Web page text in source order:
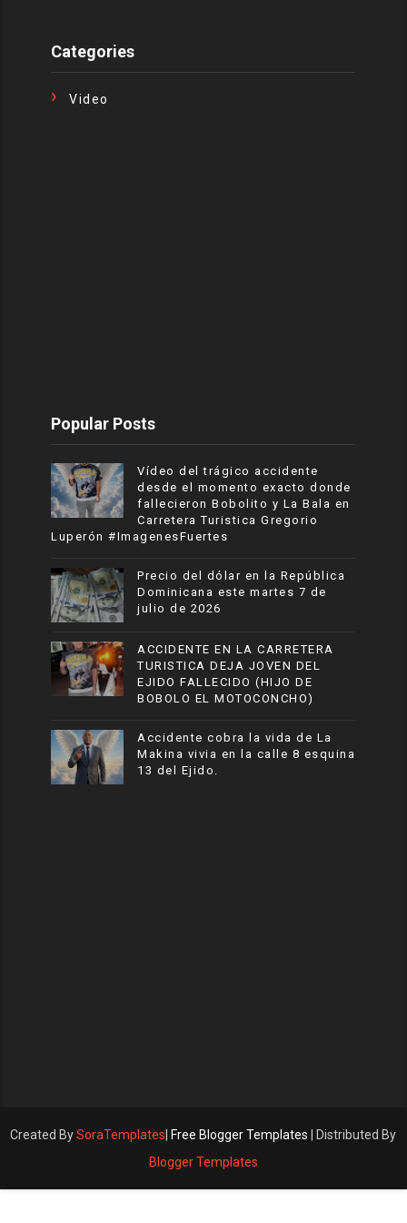
Categories
Video
Popular Posts
Vídeo del trágico accidente
desde el momento exacto donde
fallecieron Bobolito y La Bala en
Carretera Turistica Gregorio
Luperón #ImagenesFuertes
Precio del dólar en la República
Dominicana este martes 7 de
julio de 2026
ACCIDENTE EN LA CARRETERA
TURISTICA DEJA JOVEN DEL
EJIDO FALLECIDO (HIJO DE
BOBOLO EL MOTOCONCHO)
Accidente cobra la vida de La
Makina vivia en la calle 8 esquina
13 del Ejido.
Created BySoraTemplates Free Blogger Templates | Distributed By
Blogger Templates